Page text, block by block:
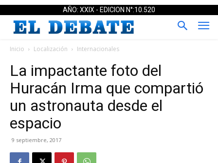
AÑO: XXIX - EDICION N°:10.520
Inicio Localización Internacionales
La impactante foto del
Huracán Irma que compartió
un astronauta desde el
espacio
9 septiembre, 2017